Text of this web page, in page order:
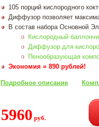
105 порций кислородного
Диффузор позволяет
В состав набора Основной
Кислородный
Диффузор для
Пенообразующая
Экономия = 890 рублей!
Подробное описание
5960 руб.